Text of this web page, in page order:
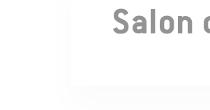
Salon